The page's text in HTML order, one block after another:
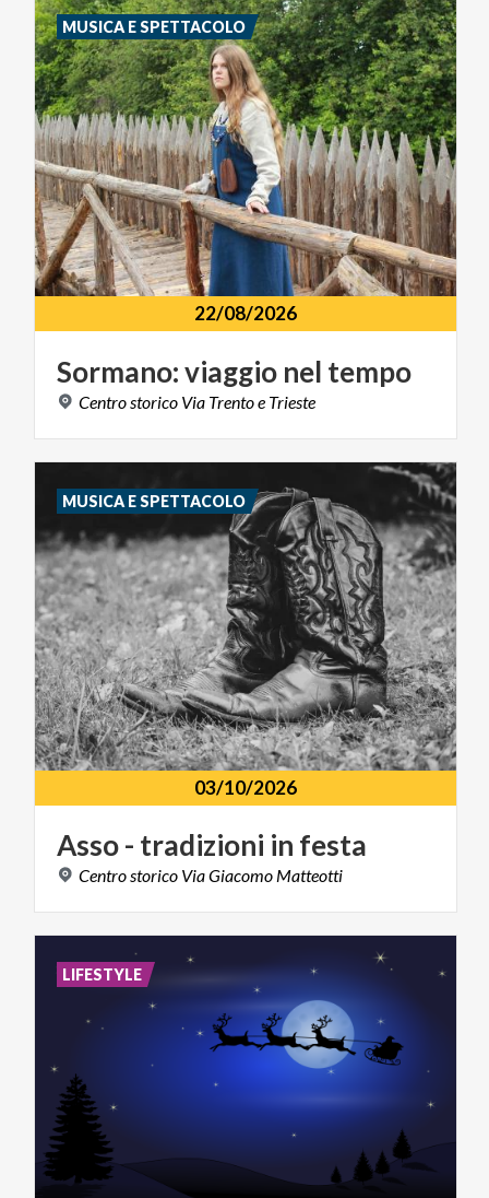
22/08/2026
Sormano:viaggio nel tempo
Centro storico Via Trentoe Trieste
MUSICA E SPETTACOLO
03/10/2026
Asso- tradizioni in festa
Centrostorico ViaGiacomo Matteotti
MUSICA E SPETTACOLO
LIFESTYLE